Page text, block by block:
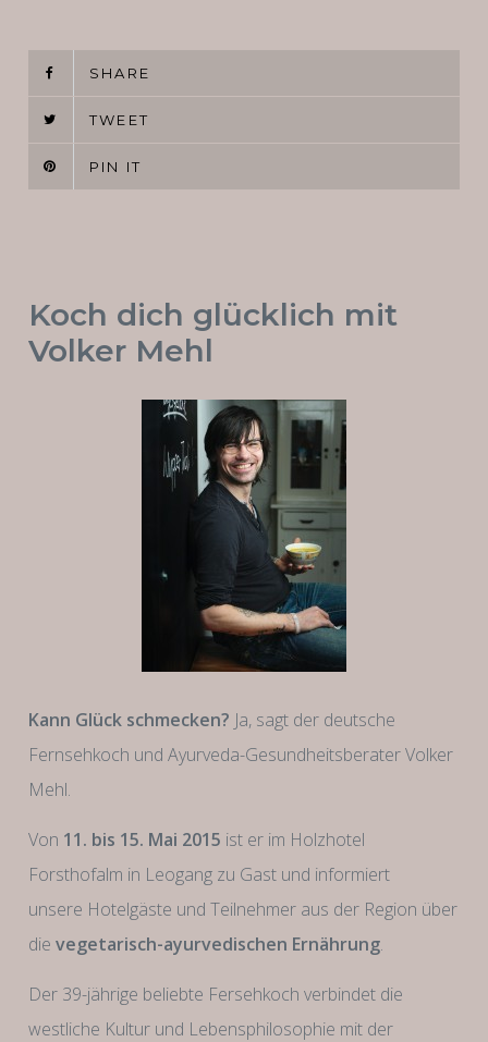
SHARE
TWEET
PIN IT
Koch dich glücklich mit
Volker Mehl
Kann Glück schmecken? Ja, sagt der deutsche
Fernsehkoch und Ayurveda-Gesundheitsberater Volker
Mehl.
Von 11. bis 15. Mai 2015 ist er im Holzhotel
Forsthofalm in Leogang zu Gast und informiert
unsere Hotelgäste und Teilnehmer aus der Region über
dievegetarisch-ayurvedischen Ernährung.
Der 39-jährige beliebte Fersehkoch verbindet die
westliche Kultur und Lebensphilosophie mit der